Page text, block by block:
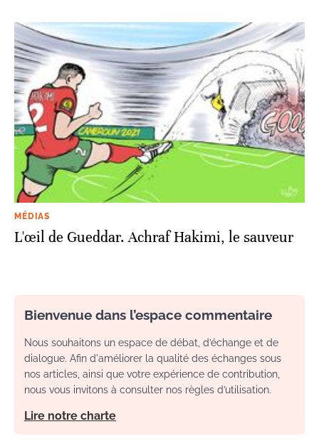
MÉDIAS
L'œil de Gueddar. Achraf Hakimi, le sauveur
Bienvenue dans l’espace commentaire
Nous souhaitons un espace de débat, d’échange et de
dialogue. Afin d'améliorer la qualité des échanges sous
nos articles, ainsi que votre expérience de contribution,
nous vous invitons à consulter nos règles d’utilisation.
Lire notre charte